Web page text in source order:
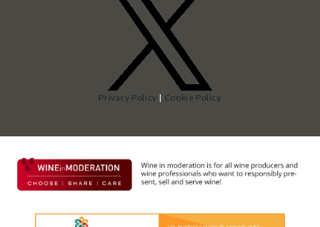
Privacy Policy | Cookie Policy